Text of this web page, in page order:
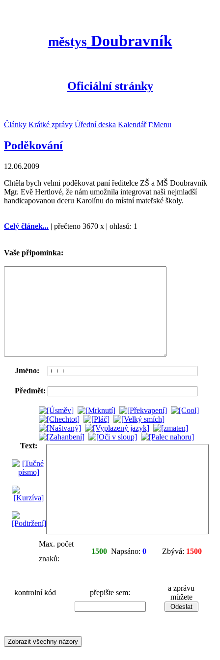
městys Doubravník
Oficiální stránky
Články Krátké zprávy Úřední deska Kalendář Menu
Poděkování
12.06.2009
Chtěla bych velmi poděkovat paní ředitelce ZŠ a MŠ Doubravník
Mgr. Evě Hertlové, že nám umožnila integrovat naši nejmladší
handicapovanou dceru Karolínu do místní mateřské školy.
Celý článek... | přečteno 3670 x | ohlasů: 1
Vaše připomínka:
Jméno:
Předmět:
Text:
Max. počet
znaků:
1500 Napsáno: 0 Zbývá: 1500
kontrolní kód přepište sem:
a zprávu
můžete